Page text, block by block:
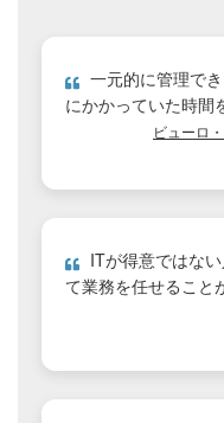
一元的に管理で
にかかっていた時間
ビューロ
ITが得意ではな
て業務を任せること